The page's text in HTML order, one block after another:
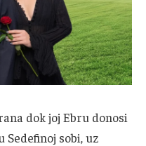
dok joj Ebru donosi
Sedefinoj sobi, uz